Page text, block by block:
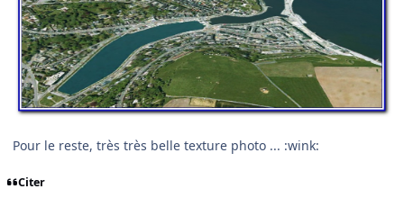
Pour le reste, très très belle texture photo ... :wink:
Citer